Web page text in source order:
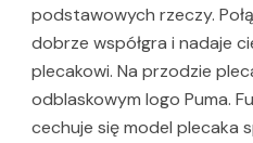
podstawowych rzeczy.
dobrze współgra i nadaje
plecakowi. Na przodzie
odblaskowym logo Puma.
cechuje się model plecaka